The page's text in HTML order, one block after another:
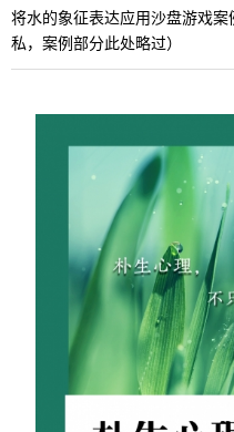
将水的象征表达应用沙盘游戏
私，案例部分此处略过）